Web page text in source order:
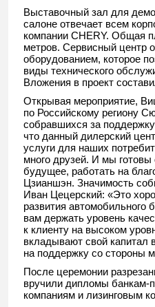
Выставочный зал для
салоне отвечает всем
компании CHERY. Общая
метров. Сервисный
оборудованием, которое
виды технического
Вложения в проект
Открывая мероприятие,
по Российскому региону
собравшихся за
что данный дилерский
услуги для наших
много друзей. И мы готовы
будущее, работать на
Цзианшэн. Значимость
Иван Цецерский: «Это
развития
вам держать уровень
к клиенту на высоком
вкладывают свой капитал
на поддержку со стороны
После церемонии
вручили дипломы банкам-
компаниям и лизинговым